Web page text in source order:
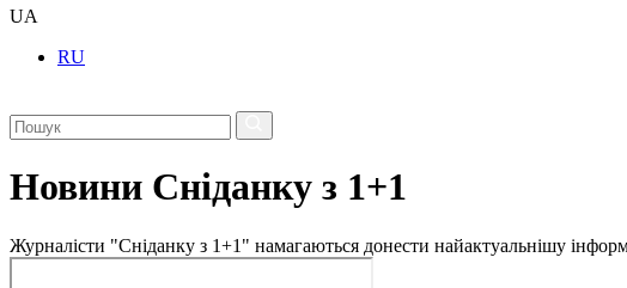
UA
RU
Новини Сніданку з 1+1
Журналісти "Сніданку з 1+1" намагаються донести найактуальнішу